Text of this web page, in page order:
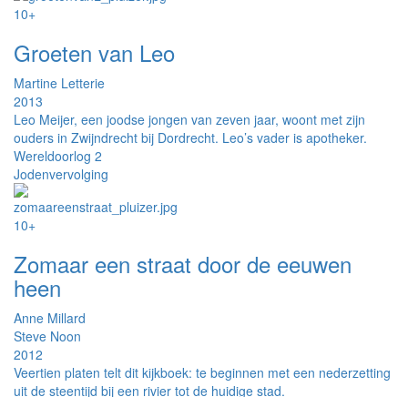
10+
Groeten van Leo
Martine Letterie
2013
Leo Meijer, een joodse jongen van zeven jaar, woont met zijn
ouders in Zwijndrecht bij Dordrecht. Leo’s vader is apotheker.
Wereldoorlog 2
Jodenvervolging
10+
Zomaar een straat door de eeuwen
heen
Anne Millard
Steve Noon
2012
Veertien platen telt dit kijkboek: te beginnen met een nederzetting
uit de steentijd bij een rivier tot de huidige stad.